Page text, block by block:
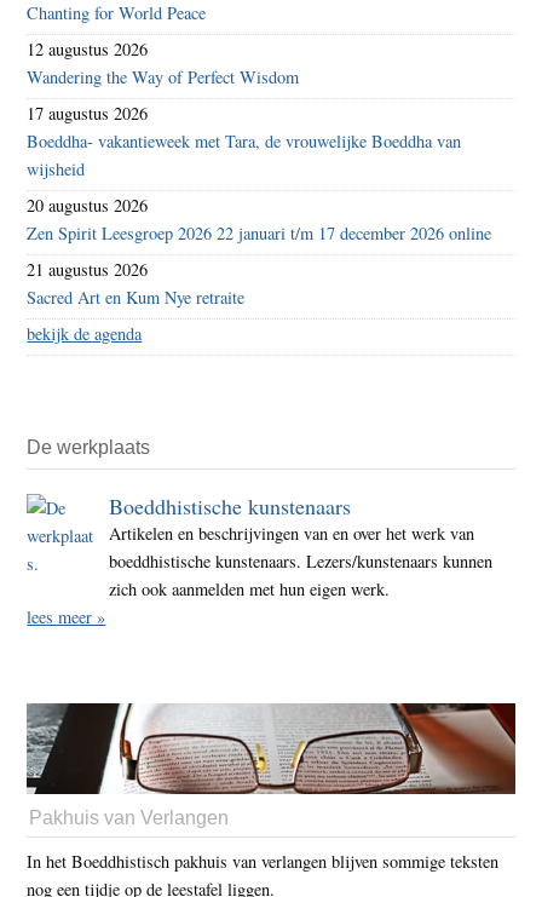
Chanting for World Peace
12 augustus 2026
Wandering the Way of Perfect Wisdom
17 augustus 2026
Boeddha- vakantieweek met Tara, de vrouwelijke Boeddha van
wijsheid
20 augustus 2026
Zen Spirit Leesgroep 2026 22 januari t/m 17 december 2026 online
21 augustus 2026
Sacred Art en Kum Nye retraite
bekijk de agenda
De werkplaats
Boeddhistische kunstenaars
Artikelen en beschrijvingen van en over het werk van
boeddhistische kunstenaars. Lezers/kunstenaars kunnen
zich ook aanmelden met hun eigen werk.
lees meer »
Pakhuis van Verlangen
In het Boeddhistisch pakhuis van verlangen blijven sommige teksten
nog een tijdje op de leestafel liggen.